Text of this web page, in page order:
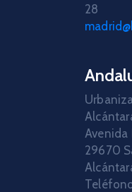
28
Avenida
29670